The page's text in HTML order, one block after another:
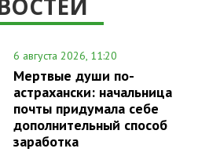
6 августа 2026, 11:20
Мертвые души по-
астрахански: начальница
почты придумала себе
дополнительный способ
заработка